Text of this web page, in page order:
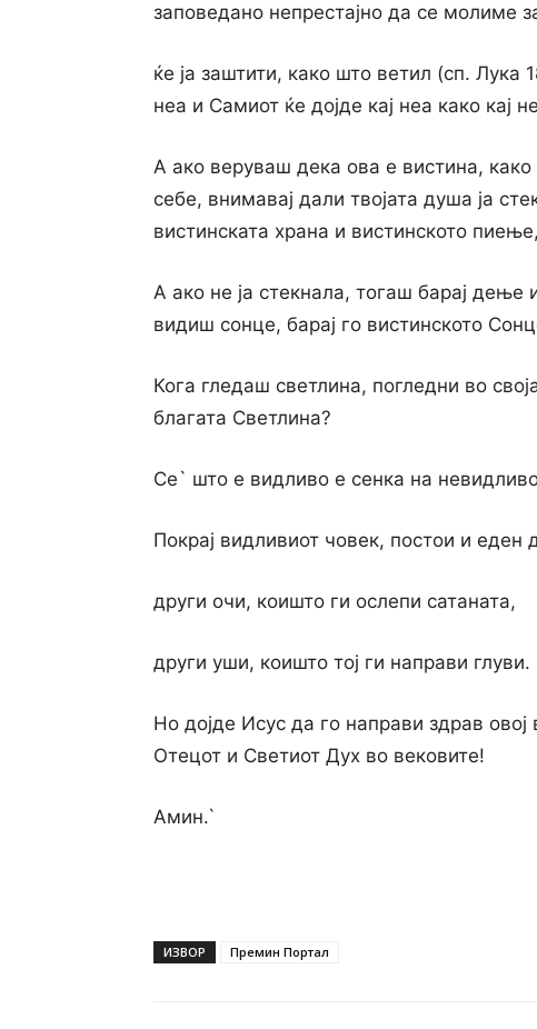
заповедано непрестајно да се молиме
ќе ја заштити, како што ветил (сп. Лука
неа и Самиот ќе дојде кај неа како кај
А ако веруваш дека ова е вистина,
себе, внимавај дали твојата душа ја
вистинската храна и вистинското
А ако не ја стекнала, тогаш барај дење
видиш сонце, барај го вистинското
Кога гледаш светлина, погледни во
благата Светлина?
Се` што е видливо е сенка на
Покрај видливиот човек, постои и еден
други очи, коишто ги ослепи сатаната,
други уши, коишто тој ги направи глуви.
Но дојде Исус да го направи здрав
Отецот и Светиот Дух во вековите!
Амин.`
ИЗВОР Премин Портал